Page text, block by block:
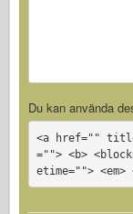
Du kan använda
<a href=""
=""> <b>
etime="">